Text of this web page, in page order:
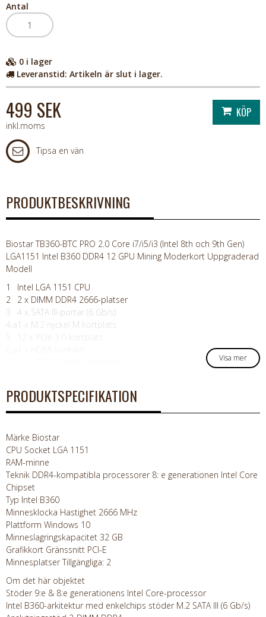
Antal
0 i lager
Leveranstid: Artikeln är slut i lager.
499 SEK
inkl.moms
Tipsa en vän
PRODUKTBESKRIVNING
Biostar TB360-BTC PRO 2.0 Core i7/i5/i3 (Intel 8th och 9th Gen)
LGA1151 Intel B360 DDR4 12 GPU Mining Moderkort Uppgraderad
Modell
1
Intel LGA 1151 CPU
2
2 x DIMM DDR4 2666-platser
3
4 x SATA III-portar (6 Gb/s)
4:a 1 x M.2 nyckel M kortplats
12 x PCIe 3.0-kortplats
Visa mer
PRODUKTSPECIFIKATION
Märke Biostar
CPU Socket LGA 1151
RAM-minne
Teknik DDR4-kompatibla processorer 8: e generationen Intel Core
Chipset
Typ Intel B360
Minnesklocka Hastighet 2666 MHz
Plattform Windows 10
Minneslagringskapacitet 32 GB
Grafikkort Gränssnitt PCI-E
Minnesplatser Tillgängliga: 2
Om det här objektet
Stöder 9:e & 8:e generationens Intel Core-processor
Intel B360-arkitektur med enkelchips stöder M.2 SATA III (6 Gb/s)